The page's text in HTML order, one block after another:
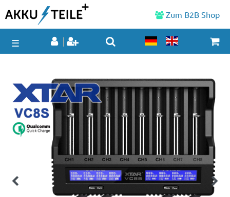
Zum B2B Shop
☰